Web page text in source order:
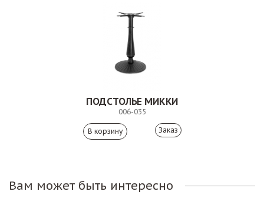
ПОДСТОЛЬЕ МИККИ
006-035
Заказ
Вам может быть интересно